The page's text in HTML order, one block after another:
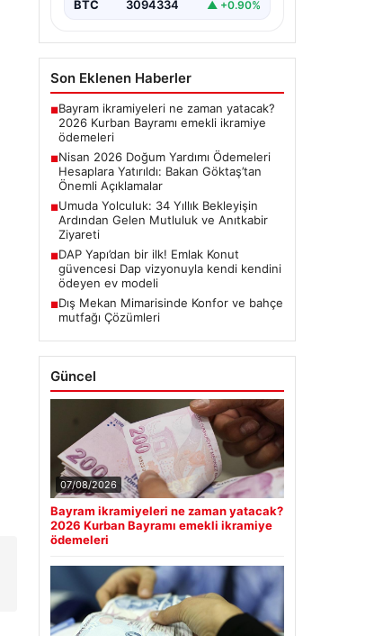
Zeynep Yıldırım çifti, evlat sahibi
ALTIN 6648.0 ▲ +2.39%
Son Eklenen Haberler
Bayram ikramiyeleri ne zaman yatacak?
2026 Kurban Bayramı emekli ikramiye
ödemeleri
Nisan 2026 Doğum Yardımı Ödemeleri
Hesaplara Yatırıldı: Bakan Göktaş’tan
Önemli Açıklamalar
Umuda Yolculuk: 34 Yıllık Bekleyişin
Ardından Gelen Mutluluk ve Anıtkabir
Ziyareti
DAP Yapı’dan bir ilk! Emlak Konut
güvencesi Dap vizyonuyla kendi kendini
ödeyen ev modeli
07/08/2026
Bayram ikramiyeleri ne zaman yatacak?